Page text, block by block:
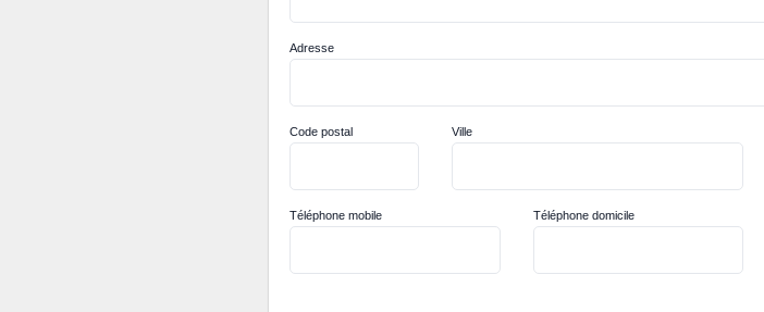
Adresse
Code postal Ville
Téléphone mobile Téléphone domicile